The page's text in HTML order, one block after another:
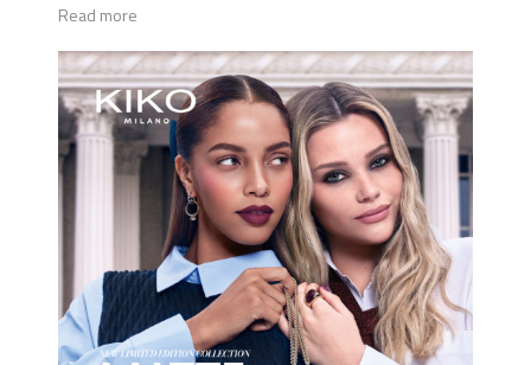
Read more